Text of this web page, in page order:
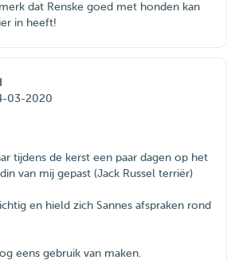
dat Renske goed met honden kan
in heeft!
03-2020
tijdens de kerst een paar dagen op het
van mij gepast (Jack Russel terriër)
en hield zich Sannes afspraken rond
eens gebruik van maken.